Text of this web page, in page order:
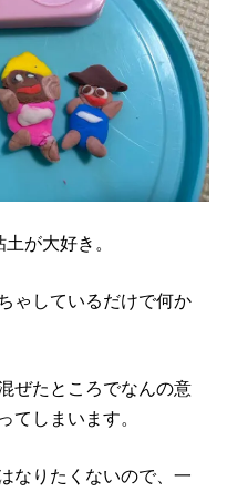
が大好き。
ゃしているだけで何か
ぜたところでなんの意
てしまいます。
なりたくないので、一